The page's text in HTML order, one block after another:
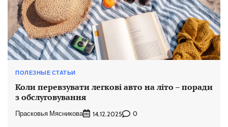
ПОЛЕЗНЫЕ СТАТЬИ
Коли перевзувати легкові авто на літо – поради
з обслуговування
Прасковья Мясникова 14.12.2025 0